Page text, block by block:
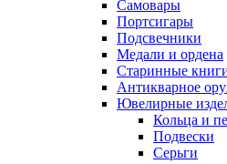
Самовары
Портсигары
Подсвечники
Медали и ордена
Старинные
Антикварное
Ювелирные
Кольца и
Подвески
Серьги